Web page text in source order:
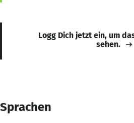
Logg Dich jetzt ein, um
sehen.
Sprachen